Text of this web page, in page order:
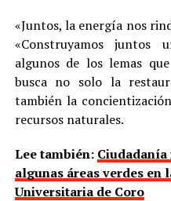
«Juntos, la energía nos
«Construyamos juntos
algunos de los lemas
busca no solo la
también la
recursos naturales.
Lee también:
algunas áreas verdes en
Universitaria de Coro